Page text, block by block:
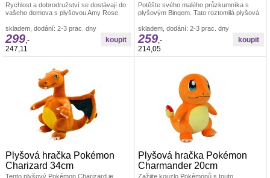
Rychlost a dobrodružství se dostávají do
vašeho domova s plyšovou Amy Rose.
skladem, dodání: 2-3 prac. dny
299 ,-
247,11
Potěšte svého malého průzkumníka s
plyšovým Bingem. Tato roztomilá plyšová
skladem, dodání: 2-3 prac. dny
259,-
214,05
Plyšová hračka Pokémon
Charizard 34cm
Tento plyšový Pokémon Charizard je
Plyšová hračka Pokémon
Charmander 20cm
Zažijte kouzlo Pokémonů s touto